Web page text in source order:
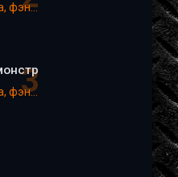
Юмор, сатира / Фантастика, фэнтези
Том 1 - Дорничев
Юмор, сатира / Фантастика, фэнтези